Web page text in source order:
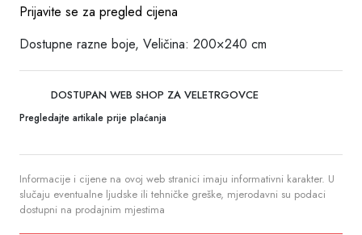
Prijavite se za pregled cijena
Dostupne razne boje, Veličina: 200×240 cm
DOSTUPAN WEB SHOP ZA VELETRGOVCE
Pregledajte artikale prije plaćanja
Informacije i cijene na ovoj web stranici imaju informativni karakter. U
slučaju eventualne ljudske ili tehničke greške, mjerodavni su podaci
dostupni na prodajnim mjestima